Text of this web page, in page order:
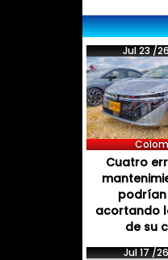
Jul 23 /
Cuatro
acortando
de su
Jul 17 /